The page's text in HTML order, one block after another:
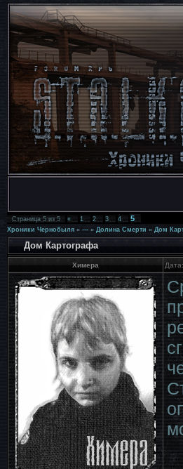
Страница5из5 « 1 2 3 4 5
Хроники Чернобыля » --- » Долина Смерти » Дом
Дом Картографа
Химера